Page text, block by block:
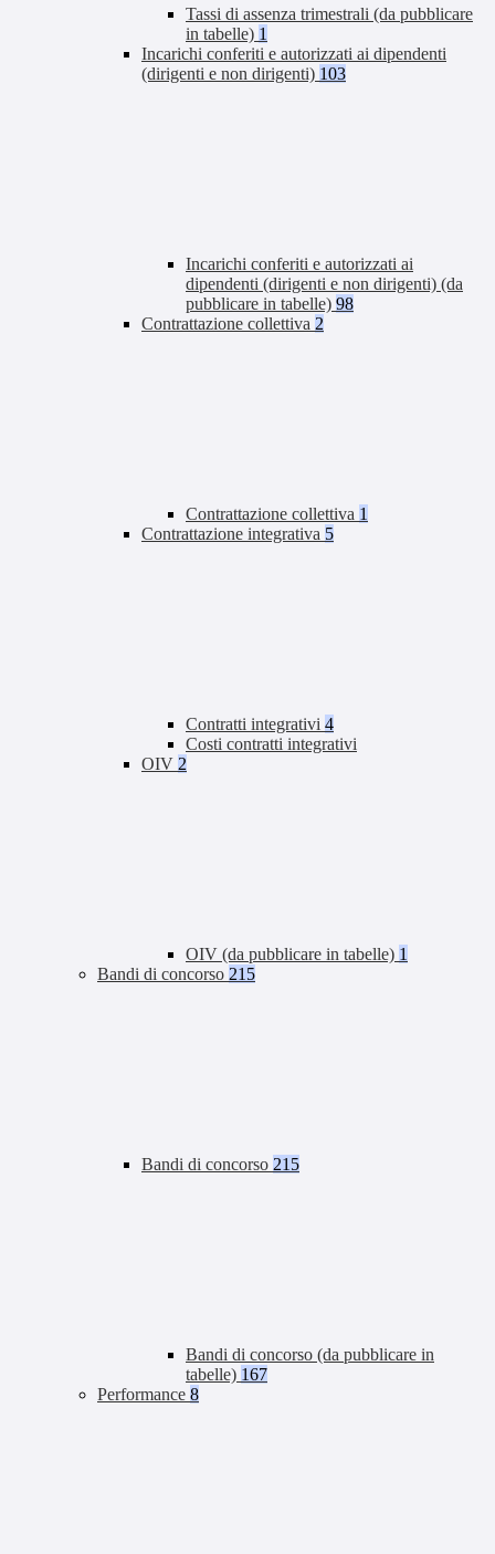
Tassi di assenza trimestrali (da pubblicare
in tabelle) 1
Incarichi conferiti e autorizzati ai dipendenti
(dirigenti e non dirigenti) 103
Incarichi conferiti e autorizzati ai
dipendenti (dirigenti e non dirigenti) (da
pubblicare in tabelle) 98
Contrattazione collettiva 2
Contrattazione collettiva 1
Contrattazione integrativa 5
Contratti integrativi 4
Costi contratti integrativi
OIV 2
OIV (da pubblicare in tabelle) 1
Bandi di concorso 215
Bandi di concorso 215
Bandi di concorso (da pubblicare in
tabelle) 167
Performance 8